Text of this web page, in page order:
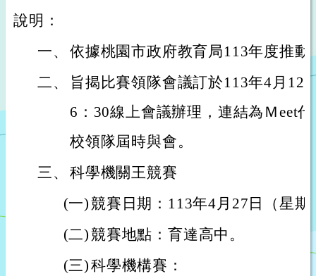
說明：
一、 依據桃園市政府教育局113年度推
二、
旨揭比賽領隊會議訂於113年4月12
6：30線上會議辦理，連結為Ｍeet
校領隊屆時與會。
三、 科學機關王競賽
(一)競賽日期：113年4月27日（星期
(二)競賽地點：育達高中。
(三)科學機構賽：